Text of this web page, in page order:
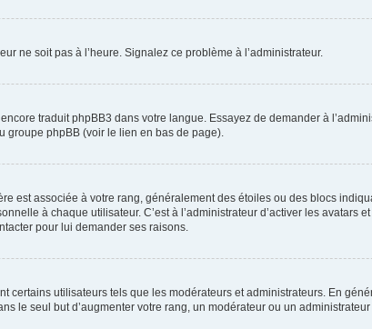
ne soit pas à l’heure. Signalez ce problème à l’administrateur.
traduit phpBB3 dans votre langue. Essayez de demander à
groupe phpBB (voir le lien en bas de page).
est associée à votre rang, généralement des étoiles ou des blocs
à chaque utilisateur. C’est à l’administrateur d’activer les avatars
pour lui demander ses raisons.
utilisateurs tels que les modérateurs et administrateurs. En
le seul but d’augmenter votre rang, un modérateur ou un